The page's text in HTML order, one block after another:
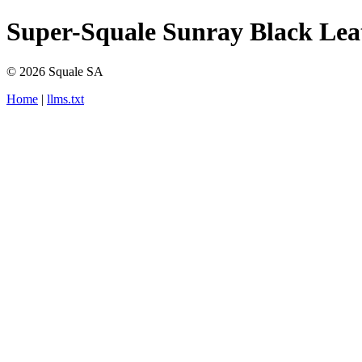
Super-Squale Sunray Black
© 2026 Squale SA
Home | llms.txt